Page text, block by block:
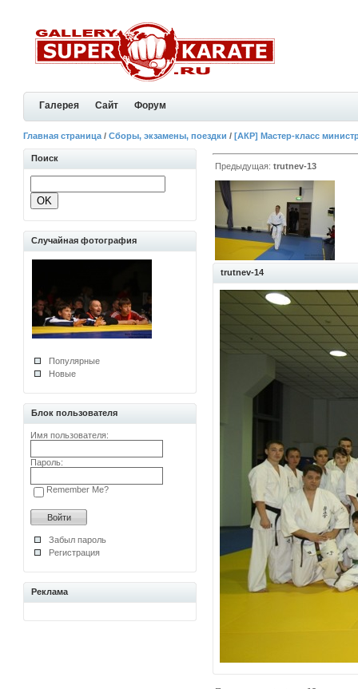
Галерея Сайт Форум
Главная страница /Сборы, экзамены, поездки /[АКР] Мастер-класс
Поиск
Случайная фотография
Популярные
Новые
Блок пользователя
Имя пользователя:
Пароль:
Remember Me?
Забыл пароль
Регистрация
Реклама
Предыдущая:trutnev-13
trutnev-14